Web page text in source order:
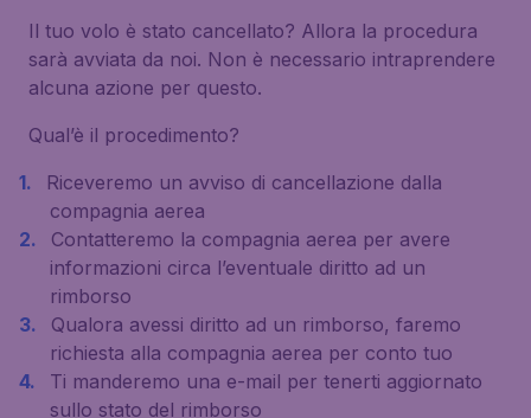
Il tuo volo è stato cancellato? Allora la procedura
sarà avviata da noi. Non è necessario intraprendere
alcuna azione per questo.
Qual’è il procedimento?
Riceveremo un avviso di cancellazione dalla
compagnia aerea
Contatteremo la compagnia aerea per avere
informazioni circa l’eventuale diritto ad un
rimborso
Qualora avessi diritto ad un rimborso, faremo
richiesta alla compagnia aerea per conto tuo
Ti manderemo una e-mail per tenerti aggiornato
sullo stato del rimborso